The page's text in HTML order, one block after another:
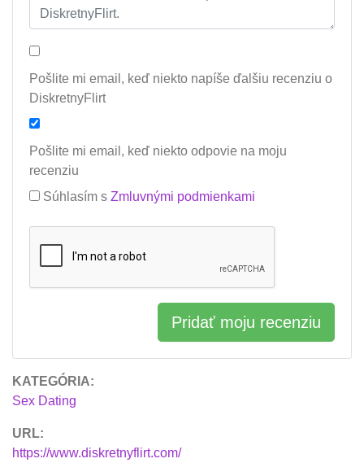
KATEGÓRIA:
Sex Dating
URL:
https://www.diskretnyflirt.com/
Pošlite mi email, keď niekto napíše ďalšiu recenziu o
DiskretnyFlirt
Pošlite mi email, keď niekto odpovie na moju
recenziu
Súhlasím s Zmluvnými podmienkami
Pridať moju recenziu